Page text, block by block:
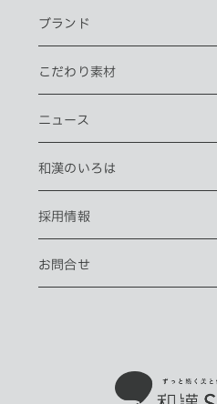
ブランド
こだわり素材
ニュース
和漢のいろは
採用情報
お問合せ